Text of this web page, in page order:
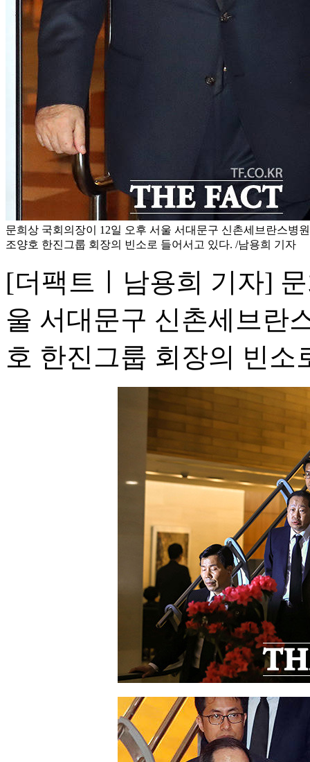
문희상 국회의장이 12일 오후 서울 서대문구 신촌세브란스병
조양호 한진그룹 회장의 빈소로 들어서고 있다. /남용희 기자
[더팩트ㅣ남용희 기자]
울 서대문구 신촌세브란
호 한진그룹 회장의 빈소